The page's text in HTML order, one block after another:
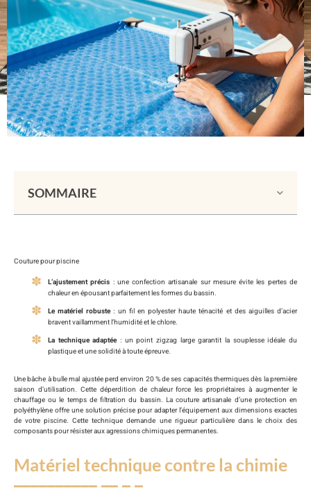
SOMMAIRE
Couture pour piscine
L’ajustement précis : une confection artisanale sur mesure évite les pertes de
chaleur en épousant parfaitement les formes du bassin.
Le matériel robuste: un fil en polyester haute ténacité et des aiguilles d’acier
bravent vaillamment l’humidité et le chlore.
La technique adaptée: un point zigzag large garantit la souplesse idéale du
plastique et une solidité à toute épreuve.
Une bâche à bulle mal ajustée perd environ 20 % de ses capacités thermiques dès la première
saison d’utilisation. Cette déperdition de chaleur force les propriétaires à augmenter le
chauffage ou le temps de filtration du bassin. La couture artisanale d’une protection en
polyéthylène offre une solution précise pour adapter l’équipement aux dimensions exactes
de votre piscine. Cette technique demande une rigueur particulière dans le choix des
composants pour résister aux agressions chimiques permanentes.
Matériel technique contre la chimie